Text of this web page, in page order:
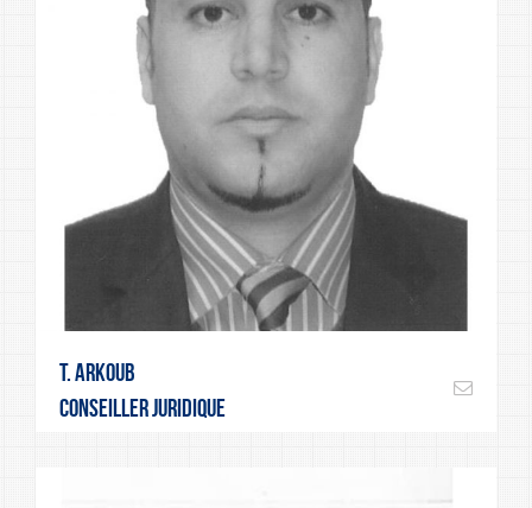
T. Arkoub
Conseiller juridique